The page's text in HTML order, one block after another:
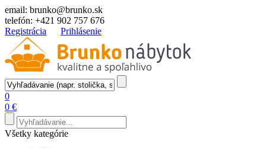
email: brunko@brunko.sk
telefón: +421 902 757 676
Registrácia
Prihlásenie
0
0 €
Všetky kategórie